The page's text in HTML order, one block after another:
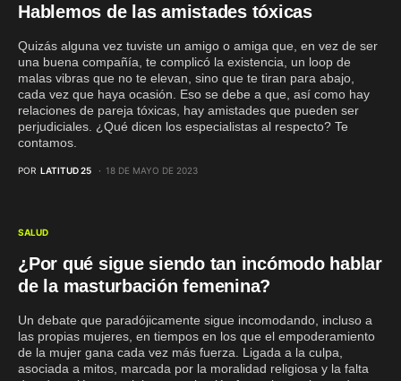
Hablemos de las amistades tóxicas
Quizás alguna vez tuviste un amigo o amiga que, en vez de ser
una buena compañía, te complicó la existencia, un loop de
malas vibras que no te elevan, sino que te tiran para abajo,
cada vez que haya ocasión. Eso se debe a que, así como hay
relaciones de pareja tóxicas, hay amistades que pueden ser
perjudiciales. ¿Qué dicen los especialistas al respecto? Te
contamos.
POR LATITUD 25 18 DE MAYO DE 2023
SALUD
¿Por qué sigue siendo tan incómodo hablar
de la masturbación femenina?
Un debate que paradójicamente sigue incomodando, incluso a
las propias mujeres, en tiempos en los que el empoderamiento
de la mujer gana cada vez más fuerza. Ligada a la culpa,
asociada a mitos, marcada por la moralidad religiosa y la falta